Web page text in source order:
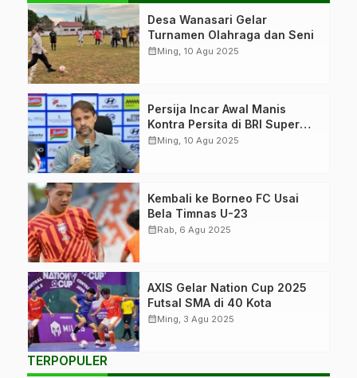
Desa Wanasari Gelar
Turnamen Olahraga dan Seni
calendar_monthMing, 10 Agu 2025
Persija Incar Awal Manis
Kontra Persita di BRI Super
League
calendar_monthMing, 10 Agu 2025
Kembali ke Borneo FC Usai
Bela Timnas U-23
calendar_monthRab, 6 Agu 2025
AXIS Gelar Nation Cup 2025
Futsal SMA di 40 Kota
calendar_monthMing, 3 Agu 2025
TERPOPULER